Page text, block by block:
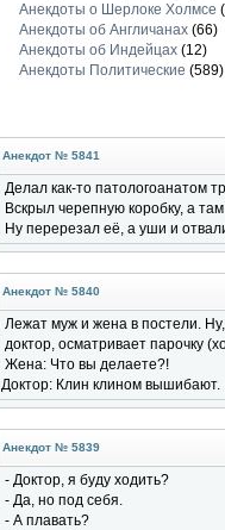
Анекдоты о Шерлоке Холмсе
Анекдоты об Англичанах(66)
Анекдоты об Индейцах(12)
Анекдоты Политические (589)
Анекдот № 5841
Делал как-то патологоанатом
Вскрыл черепную коробку, а
Ну перерезал её, а уши и
Анекдот № 5840
Лежат муж и жена в постели.
доктор, осматривает парочку
Жена: Что вы делаете?!
Доктор: Клин клином вышибают.
Анекдот № 5839
- Доктор, я буду ходить?
- Да, но под себя.
- А плавать?